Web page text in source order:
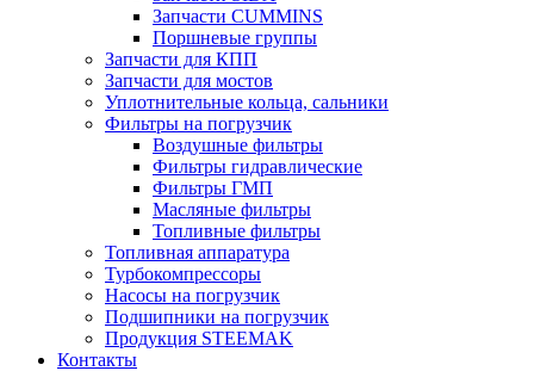
Запчасти CUMMINS
Поршневые группы
Запчасти для КПП
Запчасти для мостов
Уплотнительные кольца, сальники
Фильтры на погрузчик
Воздушные фильтры
Фильтры гидравлические
Фильтры ГМП
Масляные фильтры
Топливные фильтры
Топливная аппаратура
Турбокомпрессоры
Насосы на погрузчик
Подшипники на погрузчик
Продукция STEEMAK
Контакты